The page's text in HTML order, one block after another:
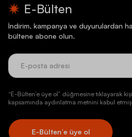
E-Bülten
İndirim, kampanya ve duyurulardan
bültene abone olun.
“E-Bülten’e üye ol” düğmesine tıklayarak
kapsamında aydınlatma metnini kabul
E-Bülten’e üye ol